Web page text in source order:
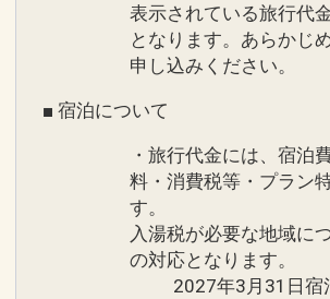
表示されている旅行代
となります。あらかじ
申し込みください。
■ 宿泊について
・旅行代金には、宿泊
料・消費税等・プラン
す。
入湯税が必要な地域に
の対応となります。
2027年3月31日宿